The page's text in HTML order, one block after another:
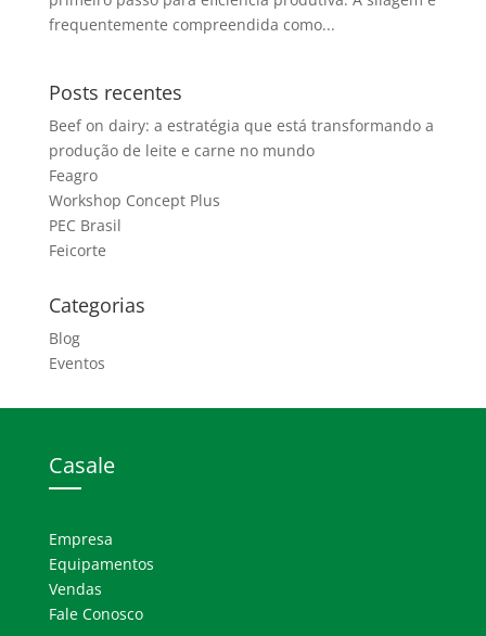
frequentemente compreendida como...
Posts recentes
Beef on dairy: a estratégia que está transformando a
produção de leite e carne no mundo
Feagro
Workshop Concept Plus
PEC Brasil
Feicorte
Categorias
Blog
Eventos
Casale
Empresa
Equipamentos
Vendas
Fale Conosco